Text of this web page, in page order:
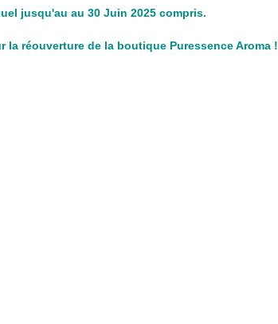
jusqu'au au 30 Juin 2025 compris.
réouverture de la boutique Puressence Aroma !